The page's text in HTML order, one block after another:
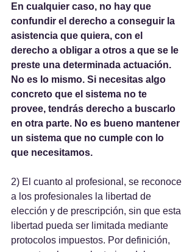
En cualquier caso, no hay que
confundir el derecho a conseguir la
asistencia que quiera, con el
derecho a obligar a otros a que se le
preste una determinada actuación.
No es lo mismo. Si necesitas algo
concreto que el sistema no te
provee, tendrás derecho a buscarlo
en otra parte. No es bueno mantener
un sistema que no cumple con lo
que necesitamos.
2) El cuanto al profesional, se reconoce
a los profesionales la libertad de
elección y de prescripción, sin que esta
libertad pueda ser limitada mediante
protocolos impuestos. Por definición,